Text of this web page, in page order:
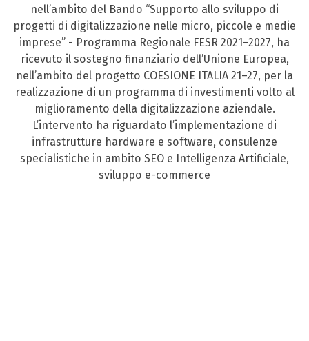
nell’ambito del Bando “Supporto allo sviluppo di
progetti di digitalizzazione nelle micro, piccole e medie
imprese” - Programma Regionale FESR 2021–2027, ha
ricevuto il sostegno finanziario dell’Unione Europea,
nell’ambito del progetto COESIONE ITALIA 21–27, per la
realizzazione di un programma di investimenti volto al
miglioramento della digitalizzazione aziendale.
L’intervento ha riguardato l’implementazione di
infrastrutture hardware e software, consulenze
specialistiche in ambito SEO e Intelligenza Artificiale,
sviluppo e-commerce